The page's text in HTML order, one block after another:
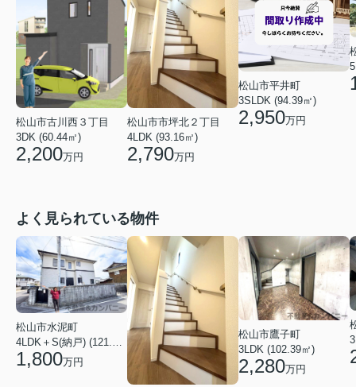
松山市古川西３丁目
3DK (60.44㎡)
2,200万円
松山市市坪北２丁目
4LDK (93.16㎡)
2,790万円
松山市平井町
3SLDK (94.39㎡)
2,950万円
よく見られている物件
松山市水泥町
4LDK＋S(納戸) (121.00㎡)
1,800万円
松山市鷹子町
3LDK (102.39㎡)
2,280万円